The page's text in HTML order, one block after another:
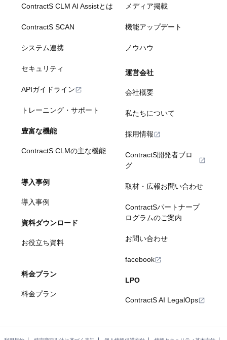
ContractS CLM AI Assistとは
ContractS SCAN
システム連携
セキュリティ
APIガイドライン
トレーニング・サポート
豊富な機能
ContractS CLMの主な機能
導入事例
導入事例
資料ダウンロード
お役立ち資料
料金プラン
料金プラン
メディア掲載
機能アップデート
ノウハウ
運営会社
会社概要
私たちについて
採用情報
ContractS開発者ブロ
グ
取材・広報お問い合わせ
ContractSパートナープ
ログラムのご案内
お問い合わせ
facebook
LPO
ContractS AI LegalOps